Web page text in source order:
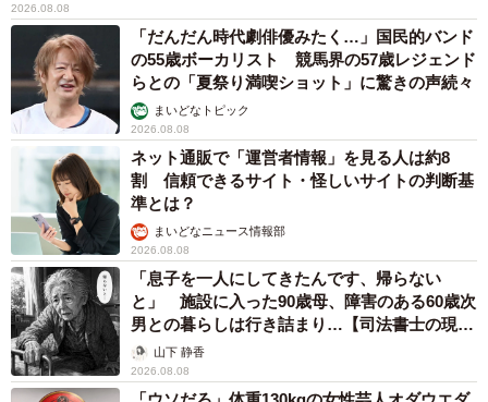
2026.08.08
「だんだん時代劇俳優みたく…」国民的バンド
の55歳ボーカリスト 競馬界の57歳レジェンド
らとの「夏祭り満喫ショット」に驚きの声続々
まいどなトピック
2026.08.08
ネット通販で「運営者情報」を見る人は約8
割 信頼できるサイト・怪しいサイトの判断基
準とは？
まいどなニュース情報部
2026.08.08
「息子を一人にしてきたんです、帰らない
と」 施設に入った90歳母、障害のある60歳次
男との暮らしは行き詰まり…【司法書士の現場
から】山下 静香
2026.08.08